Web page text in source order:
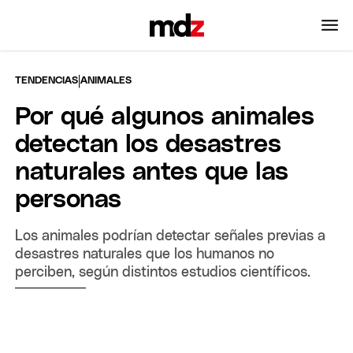
TENDENCIAS |ANIMALES
Por qué algunos animales
detectan los desastres
naturales antes que las
personas
Los animales podrían detectar señales previas a
desastres naturales que los humanos no
perciben, según distintos estudios científicos.